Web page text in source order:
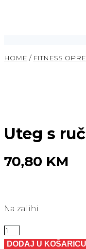
HOME / FITNESS
Uteg s
70,80 KM
Na zalihi
Uteg
DODAJ U KOŠARICU